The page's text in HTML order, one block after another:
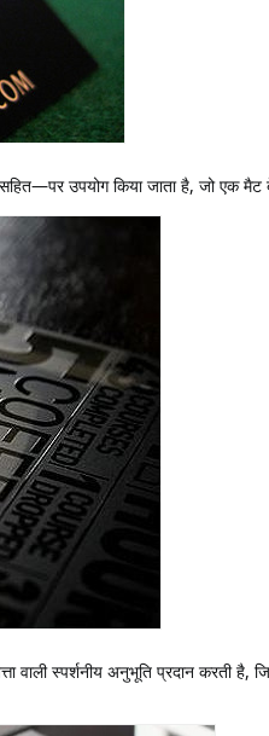
उपयोग किया जाता है, जो एक
वाली स्पर्शनीय अनुभूति प्रदान करती